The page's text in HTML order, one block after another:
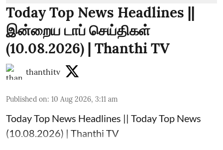
Today Top News Headlines ||
இன்றைய டாப் செய்திகள்
(10.08.2026) | Thanthi TV
thanthitv
Published on: 10 Aug 2026, 3:11 am
Today Top News Headlines || Today Top News
(10.08.2026) | Thanthi TV